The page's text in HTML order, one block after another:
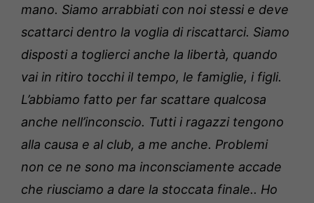
mano. Siamo arrabbiati con noi stessi e deve
scattarci dentro la voglia di riscattarci. Siamo
disposti a toglierci anche la libertà, quando
vai in ritiro tocchi il tempo, le famiglie, i figli.
L’abbiamo fatto per far scattare qualcosa
anche nell’inconscio. Tutti i ragazzi tengono
alla causa e al club, a me anche. Problemi
non ce ne sono ma inconsciamente accade
che riusciamo a dare la stoccata finale.. Ho